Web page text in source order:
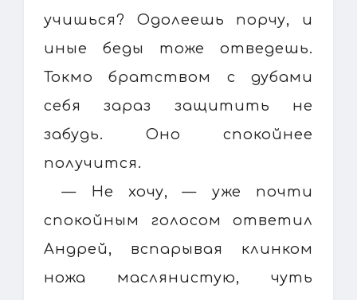
учишься? Одолеешь порчу, и
иные беды тоже отведешь.
Токмо братством с дубами
себя зараз защитить не
забудь. Оно спокойнее
получится.
— Не хочу, — уже почти
спокойным голосом ответил
Андрей, вспарывая клинком
ножа маслянистую, чуть